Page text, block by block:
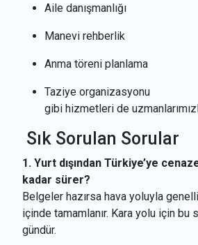
Aile danışmanlığı
Manevi rehberlik
Anma töreni planlama
Taziye organizasyonu
gibi hizmetleri de
Sık Sorulan Sorular
1. Yurt dışından Türkiye’ye
kadar sürer?
Belgeler hazırsa hava yoluyla
içinde tamamlanır. Kara yolu için bu
gündür.